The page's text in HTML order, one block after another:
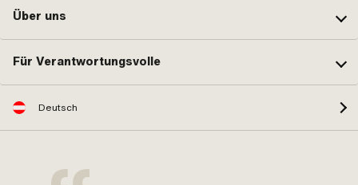
Über uns
Für Verantwortungsvolle
Deutsch